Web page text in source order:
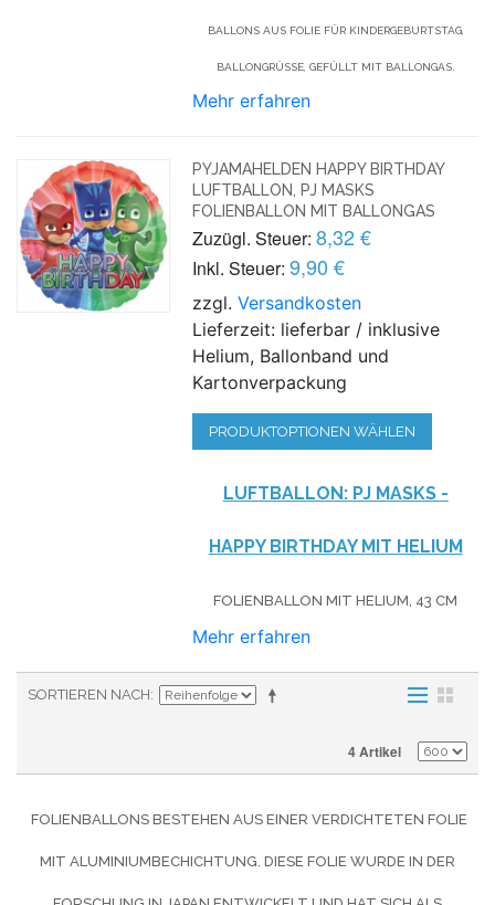
BALLONS AUS FOLIE FÜR KINDERGEBURTSTAG,
BALLONGRÜSSE, GEFÜLLT MIT BALLONGAS.
Mehr erfahren
PYJAMAHELDEN HAPPY BIRTHDAY
LUFTBALLON, PJ MASKS
FOLIENBALLON MIT BALLONGAS
Zuzügl. Steuer: 8,32 €
Inkl. Steuer: 9,90 €
zzgl.Versandkosten
Lieferzeit: lieferbar / inklusive
Helium, Ballonband und
Kartonverpackung
PRODUKTOPTIONEN WÄHLEN
LUFTBALLON: PJ MASKS -
HAPPY BIRTHDAY MIT HELIUM
FOLIENBALLON MIT HELIUM, 43 CM
Mehr erfahren
SORTIEREN NACH
4 Artikel
FOLIENBALLONS BESTEHEN AUS EINER VERDICHTETEN FOLIE
MIT ALUMINIUMBECHICHTUNG. DIESE FOLIE WURDE IN DER